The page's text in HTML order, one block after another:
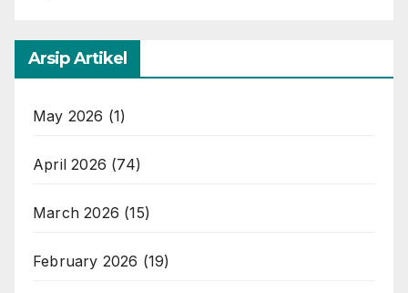
Arsip Artikel
May 2026 (1)
April 2026 (74)
March 2026 (15)
February 2026 (19)